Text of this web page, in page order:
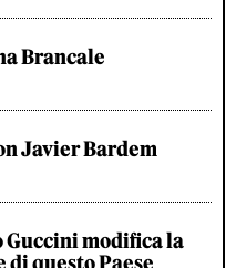
Brancale
Javier Bardem
Guccini modifica la